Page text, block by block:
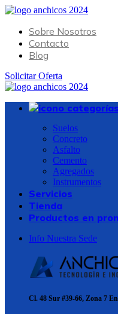
Sobre Nosotros
Contacto
Blog
Solicitar Oferta
Suelos
Concreto
Asfalto
Cemento
Agregados
Instrumentos
Servicios
Tienda
Productos en
Info Nuestra Sede
Cl. 48 Sur #39-66, Zona 7